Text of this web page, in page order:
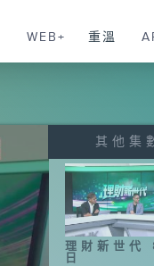
WEB+ 重溫
其他集
理財新世代
日